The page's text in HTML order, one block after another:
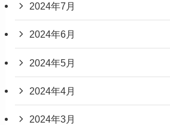
2024年7月
2024年6月
2024年5月
2024年4月
2024年3月